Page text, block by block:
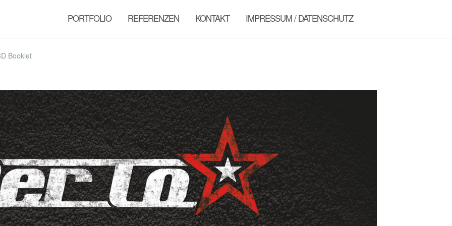
PORTFOLIO REFERENZEN KONTAKT IMPRESSUM / DATENSCHUTZ
Booklet